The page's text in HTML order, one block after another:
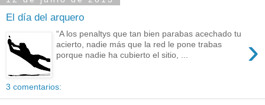
El día del arquero
›
“A los penaltys que tan bien parabas acechado tu
acierto, nadie más que la red le pone trabas
porque nadie ha cubierto el sitio, ...
3 comentarios: